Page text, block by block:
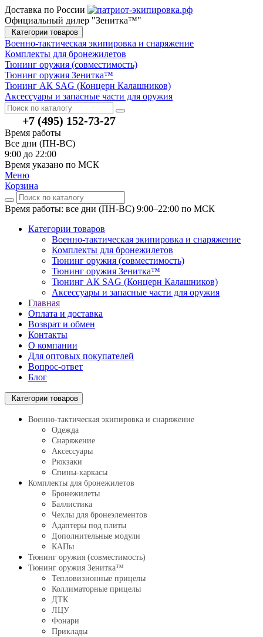
Доставка по России
Официальный дилер "Зенитка™"
Категории товаров
Военно-тактическая экипировка и снаряжение
Комплекты для бронежилетов
Тюнинг оружия (совместимость)
Тюнинг оружия Зенитка™
Тюнинг АК SAG (Концерн Калашников)
Аксессуары и запасные части для оружия
+7 (495) 152-73-27
Время работы
Все дни (ПН-ВС)
9:00 до 22:00
Время указано по МСК
Меню
Корзина
Время работы: все дни (ПН-ВС) 9:00–22:00 по МСК
Категории товаров
Военно-тактическая экипировка и снаряжение
Комплекты для бронежилетов
Тюнинг оружия (совместимость)
Тюнинг оружия Зенитка™
Тюнинг АК SAG (Концерн Калашников)
Аксессуары и запасные части для оружия
Главная
Оплата и доставка
Возврат и обмен
Контакты
О компании
Для оптовых покупателей
Вопрос-ответ
Блог
Категории товаров
Военно-тактическая экипировка и снаряжение
Одежда
Снаряжение
Аксессуары
Рюкзаки
Спины-каркасы
Комплекты для бронежилетов
Бронежилеты
Баллистика
Чехлы для бронеэлементов
Адаптеры под плиты
Дополнительные модули
КАПы
Тюнинг оружия (совместимость)
Тюнинг оружия Зенитка™
Тепловизионные прицелы
Коллиматорные прицелы
ДТК
ЛЦУ
Фонари
Приклады